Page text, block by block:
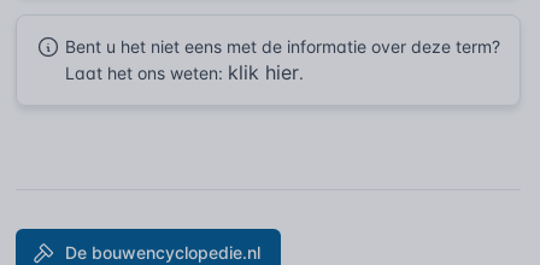
Bent u het niet eens met de informatie over deze term?
Laat het ons weten: klik hier.
De bouwencyclopedie.nl